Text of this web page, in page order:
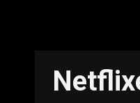
content